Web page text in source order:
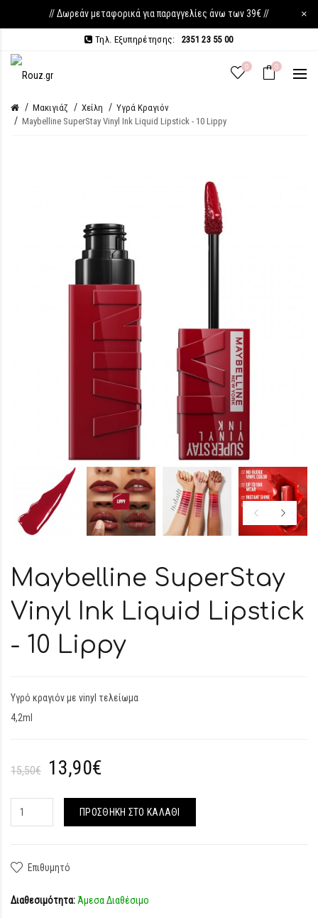
// Δωρεάν μεταφορικά για παραγγελίες άνω των 39€ // ×
Τηλ. Εξυπηρέτησης: 2351 23 55 00
0 0
Μακιγιάζ Χείλη
Υγρά Κραγιόν
Maybelline SuperStay Vinyl Ink Liquid Lipstick - 10 Lippy
Maybelline SuperStay
Vinyl Ink Liquid Lipstick
- 10 Lippy
Υγρό κραγιόν με vinyl τελείωμα
4,2ml
15,50€ 13,90€
ΠΡΟΣΘΉΚΗ ΣΤΟ ΚΑΛΆΘΙ
Επιθυμητό
Διαθεσιμότητα: Άμεσα Διαθέσιμο